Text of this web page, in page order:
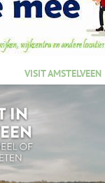
VISIT AMSTELVEEN